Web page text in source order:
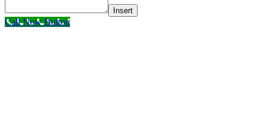
Insert
Call Now Button